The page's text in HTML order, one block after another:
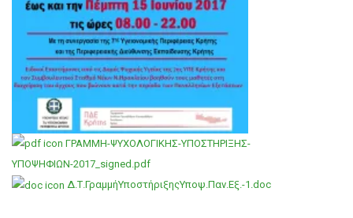
ΓΡΑΜΜΗ-ΨΥΧΟΛΟΓΙΚΗΣ-ΥΠΟΣΤΗΡΙΞΗΣ-
ΥΠΟΨΗΦΙΩΝ-2017_signed.pdf
Δ.Τ.ΓραμμήΥποστήριξηςΥποψ.Παν.Εξ.-1.doc